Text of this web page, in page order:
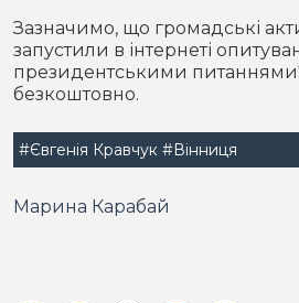
Зазначимо, що громадські
запустили в інтернеті
президентськими
безкоштовно.
#Євгенія Кравчук #Вінниця
Марина Карабай